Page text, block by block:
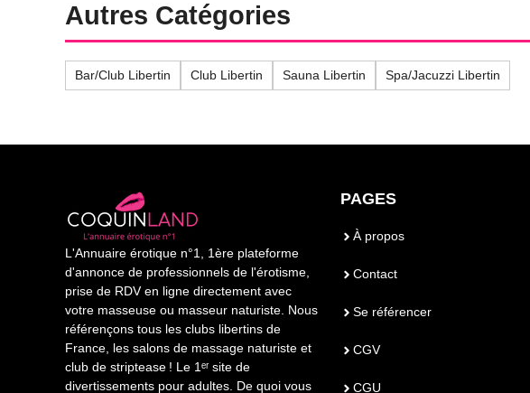
Autres Catégories
Bar/Club Libertin Club Libertin Sauna Libertin Spa/Jacuzzi Libertin
L'Annuaire érotique n°1, 1ère plateforme
d'annonce de professionnels de l'érotisme,
prise de RDV en ligne directement avec
votre masseuse ou masseur naturiste. Nous
référençons tous les clubs libertins de
France, les salons de massage naturiste et
club de striptease ! Le 1ᵉʳ site de
divertissements pour adultes. De quoi vous
PAGES
À propos
Contact
Se référencer
CGV
CGU